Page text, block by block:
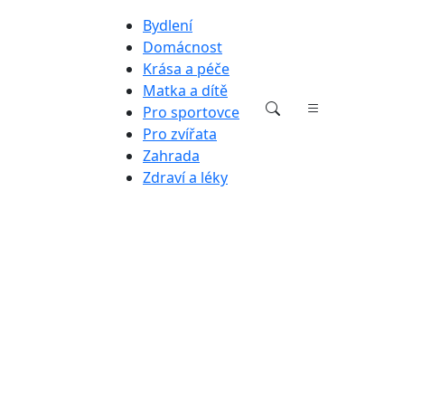
Bydlení
Domácnost
Krása a péče
Matka a dítě
Pro sportovce
Pro zvířata
Zahrada
Zdraví a léky